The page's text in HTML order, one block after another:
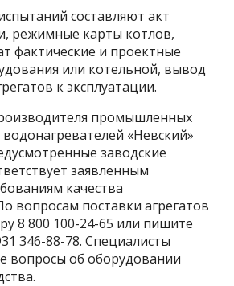
составляют акт
режимные карты котлов,
фактические и проектные
или котельной, вывод
к эксплуатации.
промышленных
«Невский»
заводские
заявленным
качества
вопросам поставки агрегатов
8 800 100-24-65 или пишите
346-88-78. Специалисты
вопросы об оборудовании